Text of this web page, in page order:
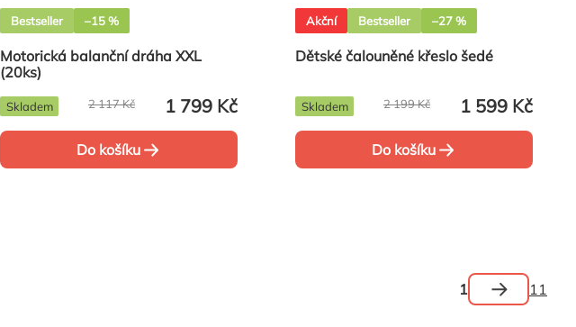
Bestseller –15 %
Motorická balanční dráha XXL
(20ks)
1 799 Kč
2 117 Kč
Skladem
Do košíku
Akční Bestseller –27 %
Dětské čalouněné křeslo šedé
1 599 Kč
2 199 Kč
Skladem
Do košíku
1 11